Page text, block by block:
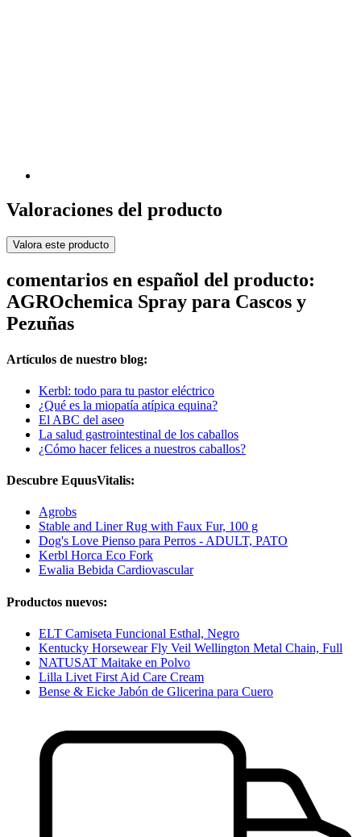
Valoraciones del producto
Valora este producto
comentarios en español del producto:
AGROchemica Spray para Cascos y
Pezuñas
Artículos de nuestro blog:
Kerbl: todo para tu pastor eléctrico
¿Qué es la miopatía atípica equina?
El ABC del aseo
La salud gastrointestinal de los caballos
¿Cómo hacer felices a nuestros caballos?
Descubre EquusVitalis:
Agrobs
Stable and Liner Rug with Faux Fur, 100 g
Dog's Love Pienso para Perros - ADULT, PATO
Kerbl Horca Eco Fork
Ewalia Bebida Cardiovascular
Productos nuevos:
ELT Camiseta Funcional Esthal, Negro
Kentucky Horsewear Fly Veil Wellington Metal Chain, Full
NATUSAT Maitake en Polvo
Lilla Livet First Aid Care Cream
Bense & Eicke Jabón de Glicerina para Cuero